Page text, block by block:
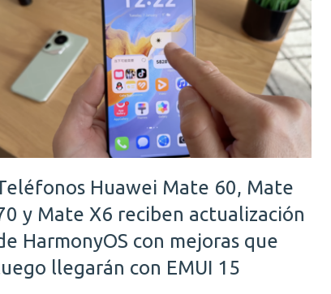
Huawei Mate 60, Mate
y Mate X6 reciben actualización
HarmonyOS con mejoras que
llegarán con EMUI 15